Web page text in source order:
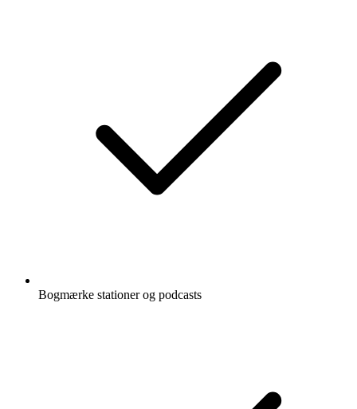
Bogmærke stationer og podcasts